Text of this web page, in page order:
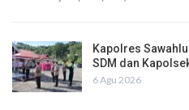
Kapolres
SDM dan
6 Agu 2026